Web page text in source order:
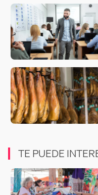
TE PUEDE